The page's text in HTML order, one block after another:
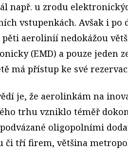
např. u zrodu
vstupenkách. Avšak i po
pěti aerolinií nedokážou
(EMD) a pouze jeden
má přístup ke své
je, že aerolinkám na
trhu vzniklo téměř
oligopolními
či tří firem, většina